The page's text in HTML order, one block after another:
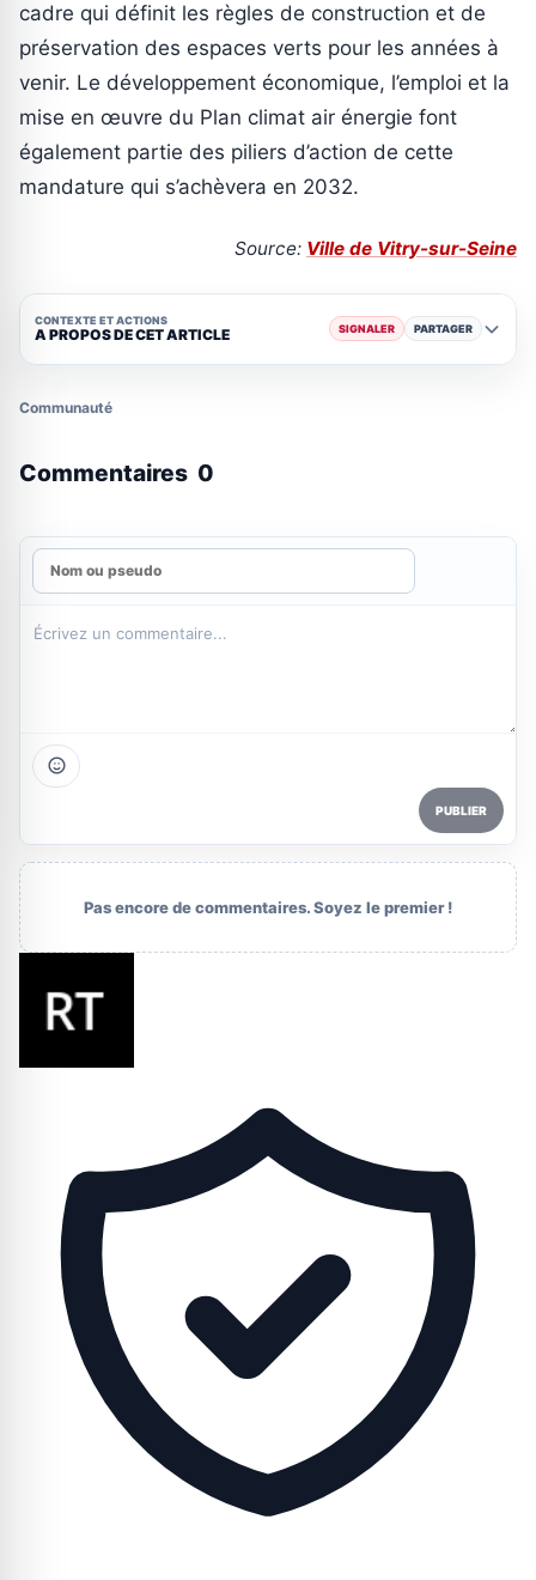
cadre qui définit les règles de construction et de
préservation des espaces verts pour les années à
venir. Le développement économique, l’emploi et la
mise en œuvre du Plan climat air énergie font
également partie des piliers d’action de cette
mandature qui s’achèvera en 2032.
Source: Ville de Vitry-sur-Seine
CONTEXTE ET ACTIONS
A PROPOS DE CET ARTICLE SIGNALER PARTAGER
Communauté
Commentaires 0
PUBLIER
Pas encore de commentaires. Soyez le premier !